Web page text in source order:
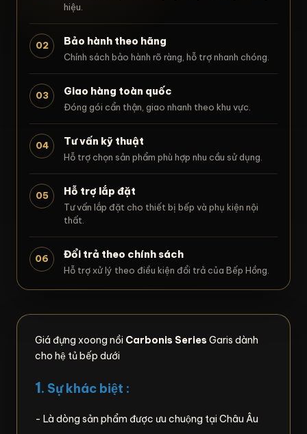
hiệu.
02 Bảo hành theo hãng
Chính sách bảo hành rõ ràng, hỗ trợ nhanh chóng.
03 Giao hàng toàn quốc
Đóng gói cẩn thận, giao nhanh theo khu vực.
04 Tư vấn kỹ thuật
Hỗ trợ chọn sản phẩm phù hợp nhu cầu sử dụng.
05 Hỗ trợ lắp đặt
Tư vấn lắp đặt cho thiết bị bếp và phụ kiện nội
thất.
06 Đổi trả theo chính sách
Hỗ trợ xử lý theo điều kiện đổi trả của Bếp Hồng.
Giá đựng xoong nồi Carbonis Series Garis dành
cho hệ tủ bếp dưới
1. Sự khác biệt :
- Là dòng sản phẩm được ưu chuộng tại Châu Âu